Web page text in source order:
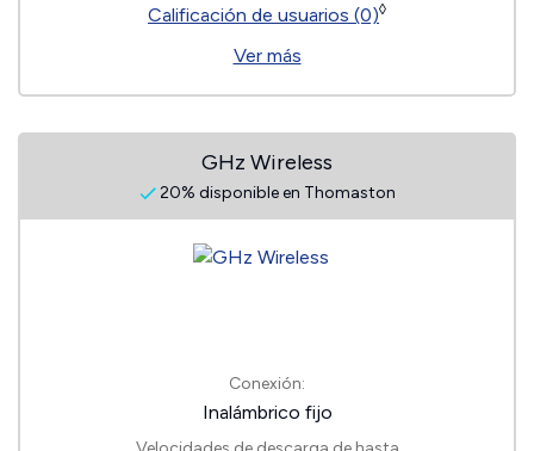
Calificación de usuarios (0)◊
Ver más
GHz Wireless
20% disponible en Thomaston
Conexión:
Inalámbrico fijo